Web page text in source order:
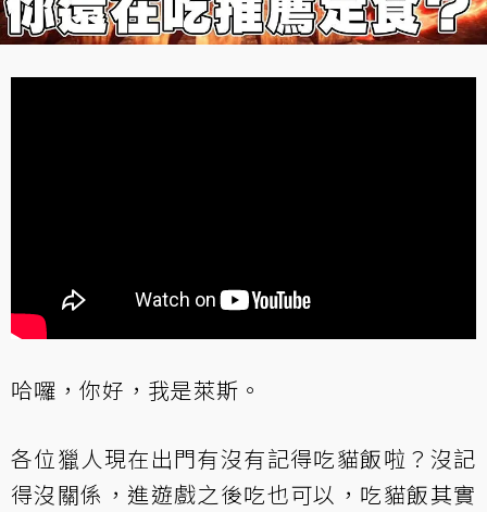
哈囉，你好，我是萊斯。
各位獵人現在出門有沒有記得吃貓飯啦？沒記
得沒關係，進遊戲之後吃也可以，吃貓飯其實